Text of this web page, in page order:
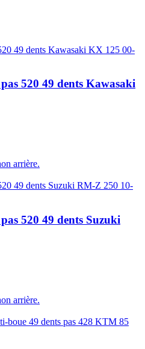
520 49 dents Kawasaki
arrière.
520 49 dents Suzuki
arrière.